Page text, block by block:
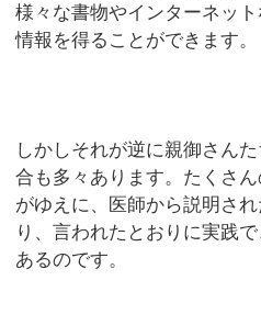
様々な書物やインターネッ
情報を得ることができます。
しかしそれが逆に親御さん
合も多々あります。たくさ
がゆえに、医師から説明さ
り、言われたとおりに実践
あるのです。